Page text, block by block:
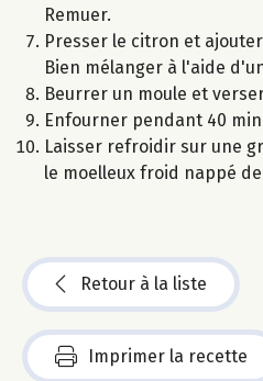
Remuer.
Presser le citron et
Bien mélanger à l'aide
Beurrer un moule et
Enfourner pendant 40
Laisser refroidir sur une
le moelleux froid nappé
Retour à la liste
Imprimer la recette